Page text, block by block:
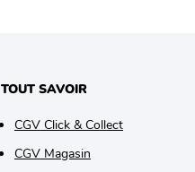
TOUT SAVOIR
CGV Click & Collect
CGV Magasin